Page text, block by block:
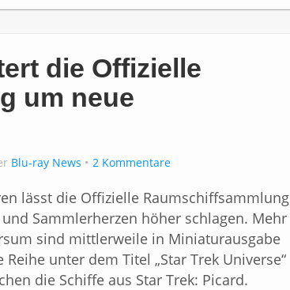
die Offizielle
um neue
Blu-ray News 2 Kommentare
lässt die Offizielle Raumschiffsammlung
Sammlerherzen höher schlagen. Mehr
sind mittlerweile in Miniaturausgabe
unter dem Titel „Star Trek Universe“
die Schiffe aus Star Trek: Picard.